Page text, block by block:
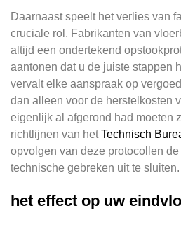
Daarnaast speelt het verlies van
cruciale rol. Fabrikanten van
altijd een ondertekend
aantonen dat u de juiste stappen
vervalt elke aanspraak op
dan alleen voor de herstelkosten
eigenlijk al afgerond had moeten
richtlijnen van hetTechnisch
opvolgen van deze protocollen
technische gebreken uit te sluiten.
het effect op uw